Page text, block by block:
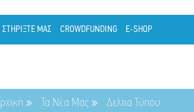
ΣΤΗΡΙΞΤΕ ΜΑΣ CROWDFUNDING E-SHOP
Τα Νέα Μας Δελτια Τύπου